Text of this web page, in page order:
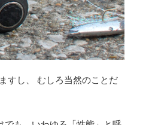
すし、 むしろ当然のことだ